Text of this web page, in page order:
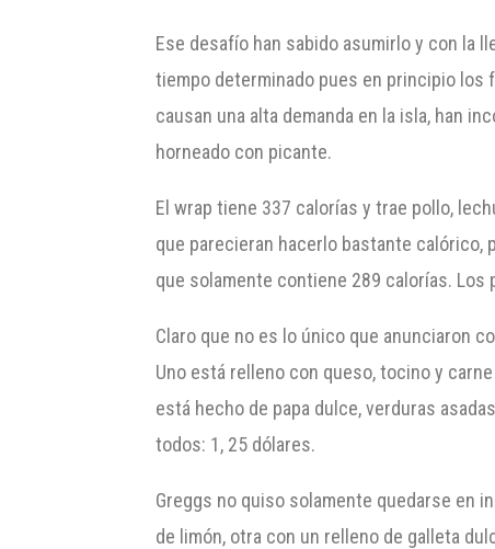
Ese desafío han sabido asumirlo y con la
tiempo determinado pues en principio los
causan una alta demanda en la isla, han
horneado con picante.
El wrap tiene 337 calorías y trae pollo,
que parecieran hacerlo bastante calórico,
que solamente contiene 289 calorías. Los
Claro que no es lo único que anunciaron
Uno está relleno con queso, tocino y
está hecho de papa dulce, verduras
todos: 1, 25 dólares.
Greggs no quiso solamente quedarse en
de limón, otra con un relleno de galleta